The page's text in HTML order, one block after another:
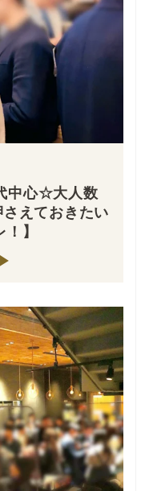
中心☆大人数
えておきたい
】